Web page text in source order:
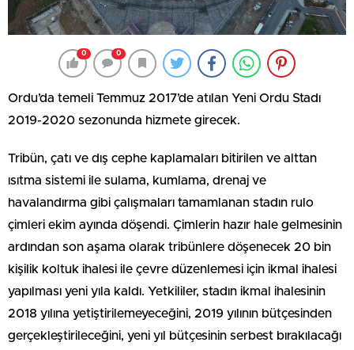
0 0
Ordu’da temeli Temmuz 2017’de atılan Yeni Ordu Stadı
2019-2020 sezonunda hizmete girecek.
Tribün, çatı ve dış cephe kaplamaları bitirilen ve alttan
ısıtma sistemi ile sulama, kumlama, drenaj ve
havalandırma gibi çalışmaları tamamlanan stadın rulo
çimleri ekim ayında döşendi. Çimlerin hazır hale gelmesinin
ardından son aşama olarak tribünlere döşenecek 20 bin
kişilik koltuk ihalesi ile çevre düzenlemesi için ikmal ihalesi
yapılması yeni yıla kaldı. Yetkililer, stadın ikmal ihalesinin
2018 yılına yetiştirilemeyeceğini, 2019 yılının bütçesinden
gerçekleştirileceğini, yeni yıl bütçesinin serbest bırakılacağı